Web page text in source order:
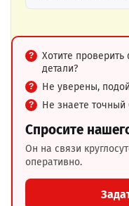
Хотите
детали?
Не уверены,
Не знаете точный
Спросите
Он на связи
оперативно.